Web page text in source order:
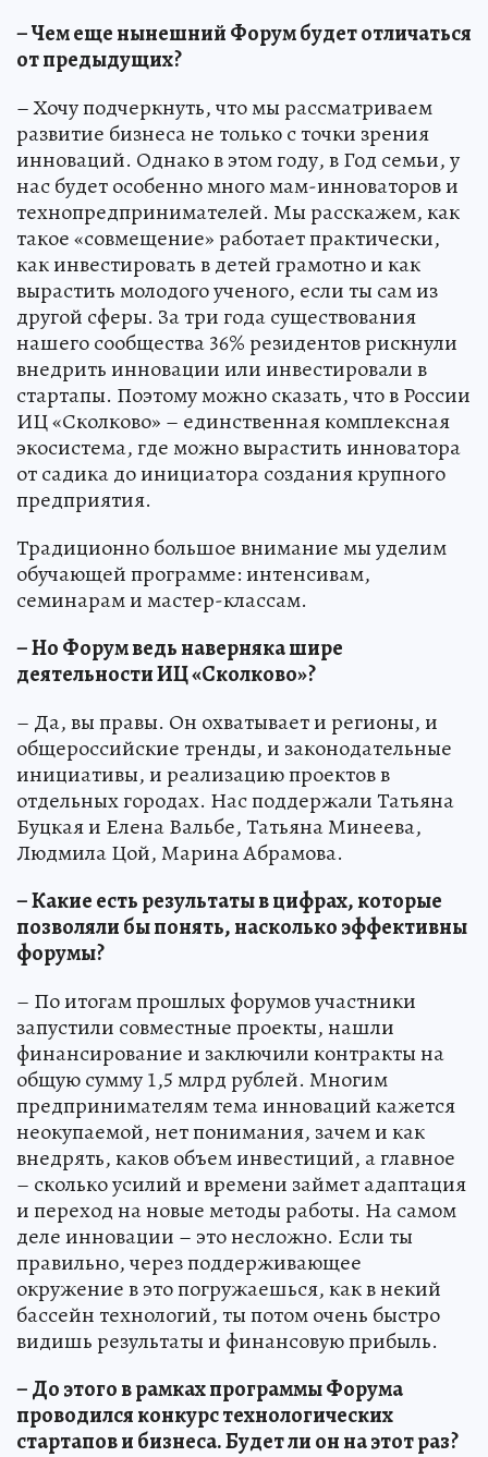
– Чем еще нынешний Форум будет отличаться
от предыдущих?
– Хочу подчеркнуть, что мы рассматриваем
развитие бизнеса не только с точки зрения
инноваций. Однако в этом году, в Год семьи, у
нас будет особенно много мам-инноваторов и
технопредпринимателей. Мы расскажем, как
такое «совмещение» работает практически,
как инвестировать в детей грамотно и как
вырастить молодого ученого, если ты сам из
другой сферы. За три года существования
нашего сообщества 36% резидентов рискнули
внедрить инновации или инвестировали в
стартапы. Поэтому можно сказать, что в России
ИЦ «Сколково» – единственная комплексная
экосистема, где можно вырастить инноватора
от садика до инициатора создания крупного
предприятия.
Традиционно большое внимание мы уделим
обучающей программе: интенсивам,
семинарам и мастер-классам.
– Но Форум ведь наверняка шире
деятельности ИЦ «Сколково»?
– Да, вы правы. Он охватывает и регионы, и
общероссийские тренды, и законодательные
инициативы, и реализацию проектов в
отдельных городах. Нас поддержали Татьяна
Буцкая и Елена Вальбе, Татьяна Минеева,
Людмила Цой, Марина Абрамова.
– Какие есть результаты в цифрах, которые
позволяли бы понять, насколько эффективны
форумы?
– По итогам прошлых форумов участники
запустили совместные проекты, нашли
финансирование и заключили контракты на
общую сумму 1,5 млрд рублей. Многим
предпринимателям тема инноваций кажется
неокупаемой, нет понимания, зачем и как
внедрять, каков объем инвестиций, а главное
– сколько усилий и времени займет адаптация
и переход на новые методы работы. На самом
деле инновации – это несложно. Если ты
правильно, через поддерживающее
окружение в это погружаешься, как в некий
бассейн технологий, ты потом очень быстро
видишь результаты и финансовую прибыль.
– До этого в рамках программы Форума
проводился конкурс технологических
стартапов и бизнеса. Будет ли он на этот раз?